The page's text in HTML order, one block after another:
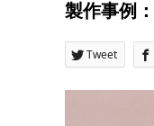
製作事例
Tweet